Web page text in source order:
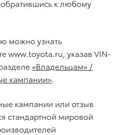
к любому
можно узнать
www.toyota.ru, указав VIN-
«Владельцам» /
кампании».
кампании или отзыв
стандартной мировой